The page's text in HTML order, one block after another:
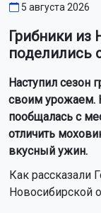
5 августа 2026
Грибники из
поделились
Наступил сезон
своим урожаем.
пообщалась с
отличить
вкусный ужин.
Как рассказали
Новосибирской